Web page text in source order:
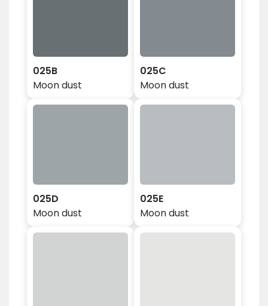
025B
Moon dust
025C
Moon dust
025D
Moon dust
025E
Moon dust